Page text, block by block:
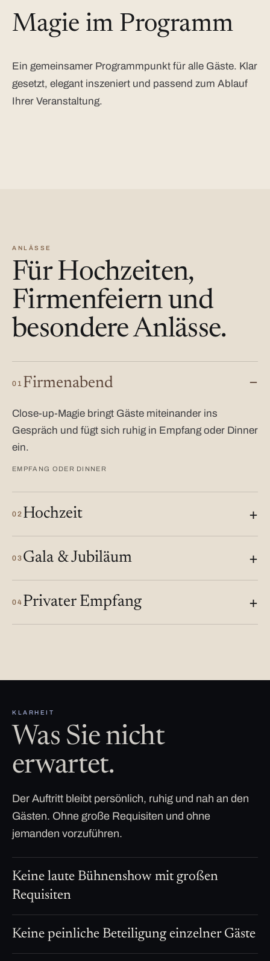
Magie im Programm
Ein gemeinsamer Programmpunkt für alle Gäste. Klar
gesetzt, elegant inszeniert und passend zum Ablauf
Ihrer Veranstaltung.
ANLÄSSE
Für Hochzeiten,
Firmenfeiern und
besondere Anlässe.
01 Firmenabend
Close-up-Magie bringt Gäste miteinander ins
Gespräch und fügt sich ruhig in Empfang oder Dinner
ein.
EMPFANG ODER DINNER
02 Hochzeit
03 Gala & Jubiläum
04 Privater Empfang
KLARHEIT
Was Sie nicht
erwartet.
Der Auftritt bleibt persönlich, ruhig und nah an den
Gästen. Ohne große Requisiten und ohne
jemanden vorzuführen.
Keine laute Bühnenshow mit großen
Requisiten
Keine peinliche Beteiligung einzelner Gäste